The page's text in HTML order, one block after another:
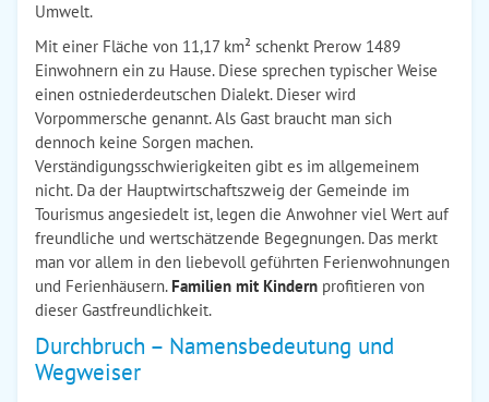
Umwelt.
Mit einer Fläche von 11,17 km² schenkt Prerow 1489
Einwohnern ein zu Hause. Diese sprechen typischer Weise
einen ostniederdeutschen Dialekt. Dieser wird
Vorpommersche genannt. Als Gast braucht man sich
dennoch keine Sorgen machen.
Verständigungsschwierigkeiten gibt es im allgemeinem
nicht. Da der Hauptwirtschaftszweig der Gemeinde im
Tourismus angesiedelt ist, legen die Anwohner viel Wert auf
freundliche und wertschätzende Begegnungen. Das merkt
man vor allem in den liebevoll geführten Ferienwohnungen
und Ferienhäusern. Familien mit Kindern profitieren von
dieser Gastfreundlichkeit.
Durchbruch – Namensbedeutung und
Wegweiser